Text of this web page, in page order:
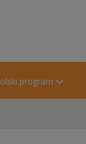
program